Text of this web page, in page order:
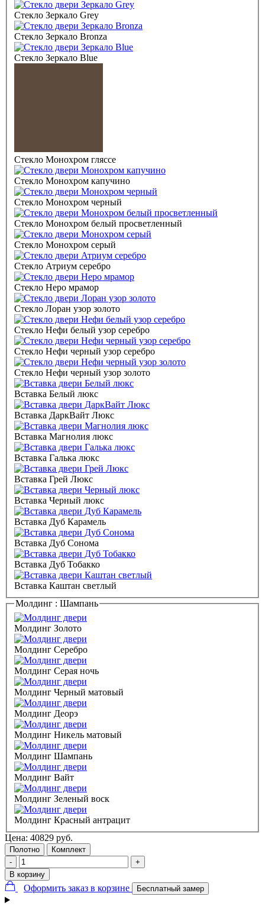
Стекло Зеркало Grey
Стекло Зеркало Bronza
Стекло Зеркало Blue
Стекло Монохром гляссе
Стекло Монохром капучино
Стекло Монохром черный
Стекло Монохром белый просветленный
Стекло Монохром серый
Стекло Атриум серебро
Стекло Неро мрамор
Стекло Лоран узор золото
Стекло Нефи белый узор серебро
Стекло Нефи черный узор серебро
Стекло Нефи черный узор золото
Вставка Белый люкс
Вставка ДаркВайт Люкс
Вставка Магнолия люкс
Вставка Галька люкс
Вставка Грей Люкс
Вставка Черный люкс
Вставка Дуб Карамель
Вставка Дуб Сонома
Вставка Дуб Тобакко
Вставка Каштан светлый
Молдинг : Шампань
Молдинг Золото
Молдинг Серебро
Молдинг Серая ночь
Молдинг Черный матовый
Молдинг Деорэ
Молдинг Никель матовый
Молдинг Шампань
Молдинг Вайт
Молдинг Зеленый воск
Молдинг Красный антрацит
Цена: 40829 руб.
Полотно
Комплект
-
+
В корзину
Оформить заказ в корзине Бесплатный замер